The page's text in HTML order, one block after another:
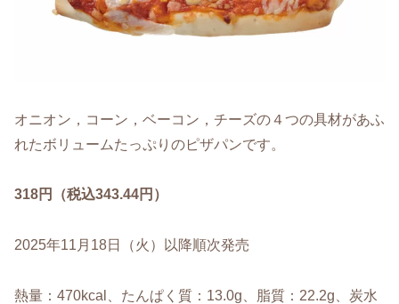
オニオン，コーン，ベーコン，チーズの４つの具材があふ
れたボリュームたっぷりのピザパンです。
318円（税込343.44円）
2025年11月18日（火）以降順次発売
熱量：470kcal、たんぱく質：13.0g、脂質：22.2g、炭水